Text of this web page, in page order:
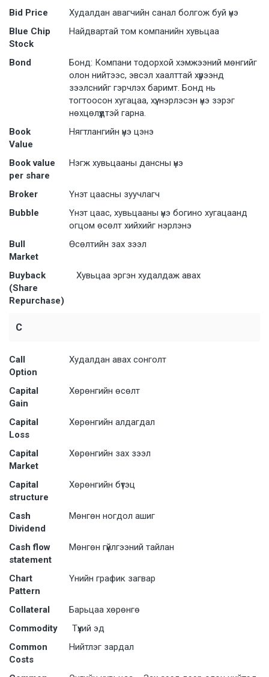
Bid Price
Худалдан авагчийн санал болгож буй үнэ
Blue Chip
Stock
Найдвартай том компанийн хувьцаа
Bond
Бонд: Компани тодорхой хэмжээний мөнгийг
олон нийтээс, эвсэл хаалттай хүрээнд
зээлснийг гэрчлэх баримт. Бонд нь
тогтоосон хугацаа, хүү, нэрлэсэн үнэ зэрэг
нөхцөлүүдтэй гарна.
Book
Value
Нягтлангийн үнэ цэнэ
Book value
per share
Нэгж хувьцааны дансны үнэ
Broker
Үнэт цаасны зуучлагч
Bubble
Үнэт цаас, хувьцааны үнэ богино хугацаанд
огцом өсөлт хийхийг нэрлэнэ
Bull
Market
Өсөлтийн зах зээл
Buyback
(Share
Repurchase)
Хувьцаа эргэн худалдаж авах
C
Call
Option
Худалдан авах сонголт
Capital
Gain
Хөрөнгийн өсөлт
Capital
Loss
Хөрөнгийн алдагдал
Capital
Market
Хөрөнгийн зах зээл
Capital
structure
Хѳрѳнгийн бүтэц
Cash
Dividend
Мөнгөн ногдол ашиг
Cash flow
statement
Мѳнгѳн гүйлгээний тайлан
Chart
Pattern
Үнийн график загвар
Collateral
Барьцаа хөрөнгө
Commodity
Түүхий эд
Common
Costs
Нийтлэг зардал